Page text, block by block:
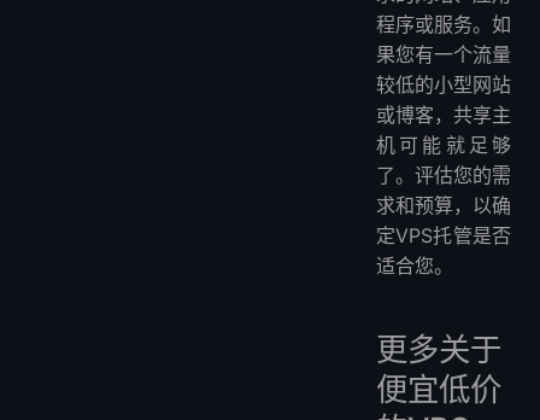
程序或服务。如
果您有一个流量
较低的小型网站
或博客，共享主
机可能就足够
了。评估您的需
求和预算，以确
定VPS托管是否
适合您。
更多关于
便宜低价